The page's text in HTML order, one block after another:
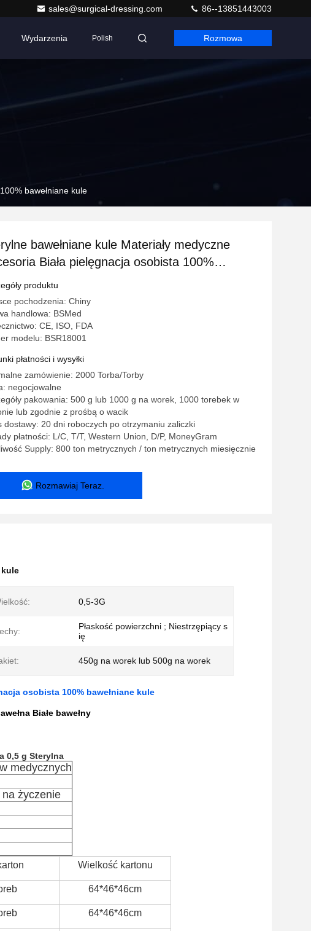
sales@surgical-dressing.com 86--13851443003
Wydarzenia Polish Rozmowa
bawełniane kule
bawełniane kule Materiały medyczne
Biała pielęgnacja osobista 100%
kule
produktu
pochodzenia: Chiny
handlowa: BSMed
CE, ISO, FDA
modelu: BSR18001
płatności i wysyłki
zamówienie: 2000 Torba/Torby
negocjowalne
pakowania: 500 g lub 1000 g na worek, 1000 torebek w
lub zgodnie z prośbą o wacik
dostawy: 20 dni roboczych po otrzymaniu zaliczki
płatności: L/C, T/T, Western Union, D/P, MoneyGram
Supply: 800 ton metrycznych / ton metrycznych miesięcznie
Rozmawiaj Teraz.
kule
0,5-3G
Płaskość powierzchni ; Niestrzępiący s
ię
450g na worek lub 500g na worek
osobista 100% bawełniane kule
Białe bawełny
0,5 g Sterylna
medycznych
życzenie
Wielkość kartonu
64*46*46cm
64*46*46cm